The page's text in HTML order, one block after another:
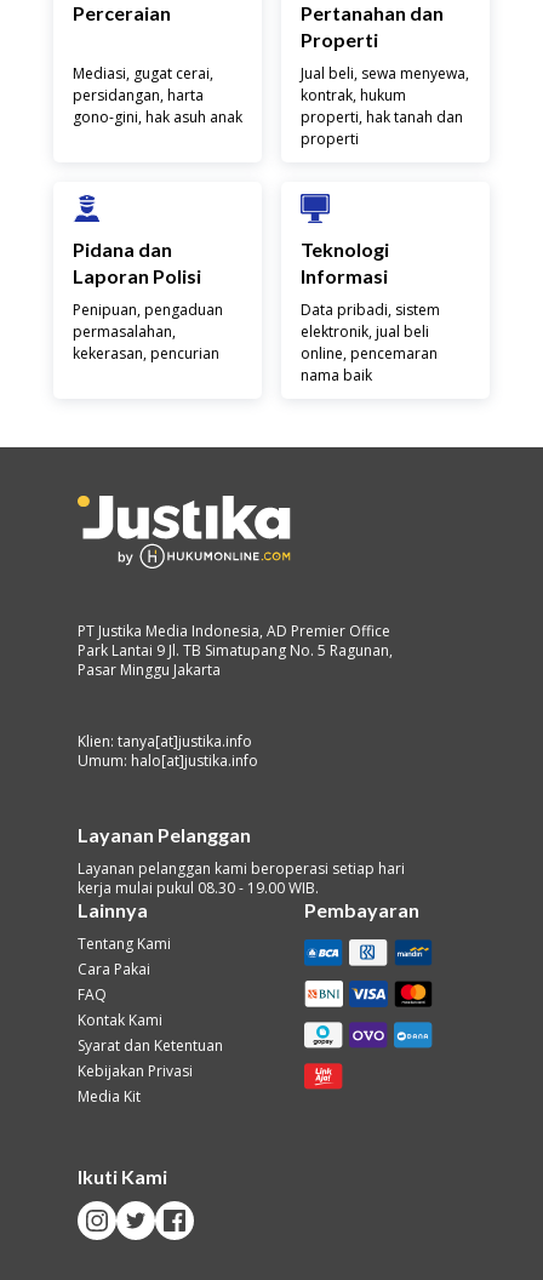
Perceraian
Mediasi, gugat cerai,
persidangan, harta
gono-gini, hak asuh anak
Pertanahan dan
Properti
Jual beli, sewa menyewa,
kontrak, hukum
properti, hak tanah dan
properti
Pidana dan
Laporan Polisi
Penipuan, pengaduan
permasalahan,
kekerasan, pencurian
Teknologi
Informasi
Data pribadi, sistem
elektronik, jual beli
online, pencemaran
nama baik
PT Justika Media Indonesia, AD Premier Office
Park Lantai 9 Jl. TB Simatupang No. 5 Ragunan,
Pasar Minggu Jakarta
Klien: tanya[at]justika.info
Umum: halo[at]justika.info
Layanan Pelanggan
Layanan pelanggan kami beroperasi setiap hari
kerja mulai pukul 08.30 - 19.00 WIB.
Lainnya
Tentang Kami
Cara Pakai
FAQ
Kontak Kami
Syarat dan Ketentuan
Kebijakan Privasi
Media Kit
Ikuti Kami
Pembayaran